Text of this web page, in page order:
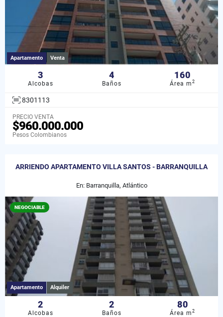
Apartamento Venta
3
Alcobas
4
Baños
160
Área m2
8301113
PRECIO VENTA
$960.000.000
Pesos Colombianos
ARRIENDO APARTAMENTO VILLA SANTOS - BARRANQUILLA
En: Barranquilla, Atlántico
NEGOCIABLE
Apartamento Alquiler
2
Alcobas
2
Baños
80
Área m2